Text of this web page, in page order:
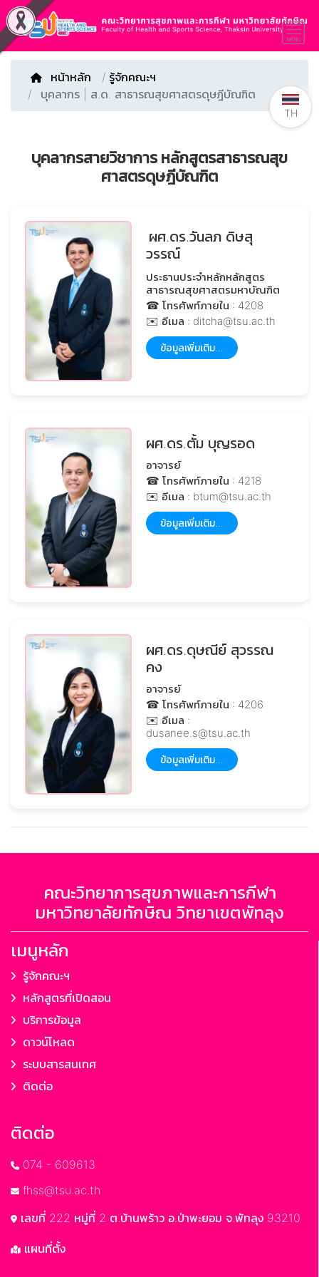
หน้าหลัก / รู้จักคณะฯ
บุคลากร | ส.ด. สาธารณสุขศาสตรดุษฎีบัณฑิต
บุคลากรสายวิชาการ หลักสูตรสาธารณสุข
ศาสตรดุษฎีบัณฑิต
ผศ.ดร.วันลภ ดิษสุ
วรรณ์
ประธานประจำหลักหลักสูตร
สาธารณสุขศาสตรมหาบัณฑิต
☎ โทรศัพท์ภายใน : 4208
✉️ อีเมล : ditcha@tsu.ac.th
ข้อมูลเพิ่มเติม...
ผศ.ดร.ตั้ม บุญรอด
อาจารย์
☎ โทรศัพท์ภายใน : 4218
✉️ อีเมล : btum@tsu.ac.th
ข้อมูลเพิ่มเติม...
ผศ.ดร.ดุษณีย์ สุวรรณ
คง
อาจารย์
☎ โทรศัพท์ภายใน : 4206
✉️ อีเมล :
dusanee.s@tsu.ac.th
ข้อมูลเพิ่มเติม...
คณะวิทยาการสุขภาพและการกีฬา
มหาวิทยาลัยทักษิณ วิทยาเขตพัทลุง
เมนูหลัก
รู้จักคณะฯ
หลักสูตรที่เปิดสอน
บริการข้อมูล
ดาวน์โหลด
ระบบสารสนเทศ
ติดต่อ
ติดต่อ
074 - 609613
fhss@tsu.ac.th
เลขที่ 222 หมู่ที่ 2 ต.บ้านพร้าว อ.ป่าพะยอม จ.พัทลุง 93210
แผนที่ตั้ง
TH